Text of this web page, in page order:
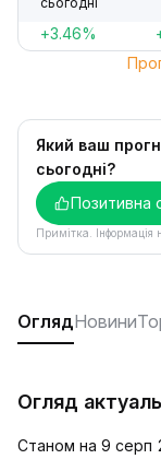
+3.46%
Який ваш
сьогодні?
Позитивна
Примітка. Інформація
ОглядНовини
Огляд
Станом на 9 серп